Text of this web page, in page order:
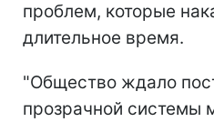
проблем, которые
длительное время.
"Общество ждало
прозрачной системы